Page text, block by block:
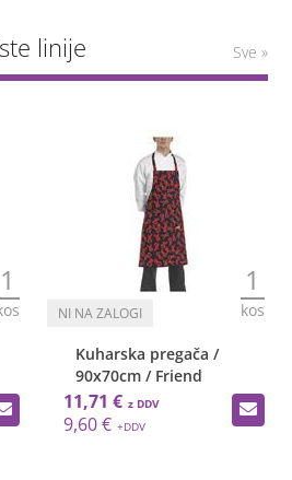
linije Sve »
1 1
kos
Kuharska pregača /
90x70cm / Friend
11,71 €
9,60 €